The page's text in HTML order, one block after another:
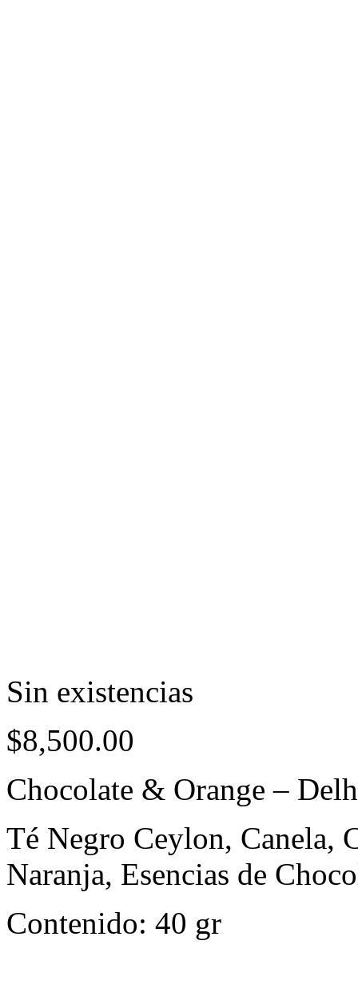
Sin existencias
$8,500.00
Chocolate & Orange –
Té Negro Ceylon, Canela,
Naranja, Esencias de
Contenido: 40 gr